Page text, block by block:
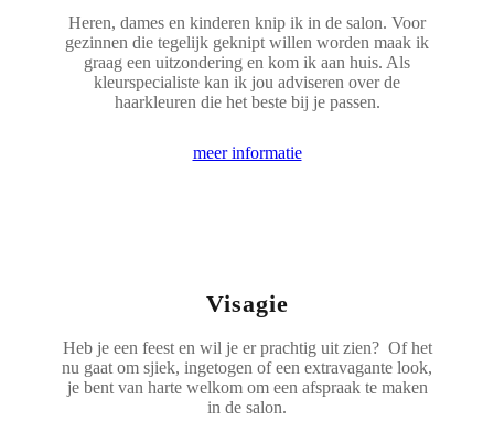
Heren, dames en kinderen knip ik in de salon. Voor
gezinnen die tegelijk geknipt willen worden maak ik
graag een uitzondering en kom ik aan huis. Als
kleurspecialiste kan ik jou adviseren over de
haarkleuren die het beste bij je passen.
meer informatie
Visagie
Heb je een feest en wil je er prachtig uit zien? Of het
nu gaat om sjiek, ingetogen of een extravagante look,
je bent van harte welkom om een afspraak te maken
in de salon.